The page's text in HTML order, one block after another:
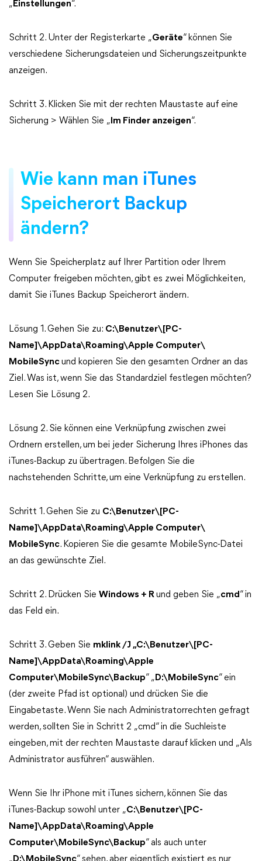
„ Einstellungen“.
Schritt 2. Unter der Registerkarte „Geräte“ können Sie
verschiedene Sicherungsdateien und Sicherungszeitpunkte
anzeigen.
Schritt 3. Klicken Sie mit der rechten Maustaste auf eine
Sicherung > Wählen Sie „ Im Finder anzeigen“.
Wie kann man iTunes
Speicherort Backup
ändern?
Wenn Sie Speicherplatz auf Ihrer Partition oder Ihrem
Computer freigeben möchten, gibt es zwei Möglichkeiten,
damit Sie iTunes Backup Speicherort ändern.
Lösung 1. Gehen Sie zu: C:\Benutzer\[PC-
Name]\AppData\Roaming\Apple Computer\
MobileSyncund kopieren Sie den gesamten Ordner an das
Ziel. Was ist, wenn Sie das Standardziel festlegen möchten?
Lesen Sie Lösung 2.
Lösung 2. Sie können eine Verknüpfung zwischen zwei
Ordnern erstellen, um bei jeder Sicherung Ihres iPhones das
iTunes-Backup zu übertragen. Befolgen Sie die
nachstehenden Schritte, um eine Verknüpfung zu erstellen.
Schritt 1. Gehen Sie zu C:\Benutzer\[PC-
Name]\AppData\Roaming\Apple Computer\
MobileSync. Kopieren Sie die gesamte MobileSync-Datei
an das gewünschte Ziel.
Schritt 2. Drücken Sie Windows + Rund geben Sie „cmd“ in
das Feld ein.
Schritt 3. Geben Sie mklink /J „C:\Benutzer\[PC-
Name]\AppData\Roaming\Apple
Computer\MobileSync\Backup“ „ D:\MobileSync“ ein
(der zweite Pfad ist optional) und drücken Sie die
Eingabetaste. Wenn Sie nach Administratorrechten gefragt
werden, sollten Sie in Schritt 2 „cmd“ in die Suchleiste
eingeben, mit der rechten Maustaste darauf klicken und „Als
Administrator ausführen“ auswählen.
Wenn Sie Ihr iPhone mit iTunes sichern, können Sie das
iTunes-Backup sowohl unter „C:\Benutzer\[PC-
Name]\AppData\Roaming\Apple
Computer\MobileSync\Backup“ als auch unter